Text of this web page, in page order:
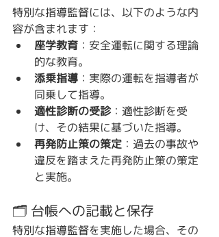
特別な指導監督には、以下のような内
容が含まれます：
座学教育 ：安全運転に関する理論
的な教育。
添乗指導 ：実際の運転を指導者が
同乗して指導。
適性診断の受診：適性診断を受
け、その結果に基づいた指導。
再発防止策の策定 ：過去の事故や
違反を踏まえた再発防止策の策定
と実施。
🗂️ 台帳への記載と保存
特別な指導監督を実施した場合、その